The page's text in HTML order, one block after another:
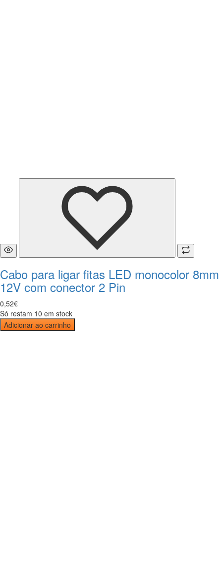
Cabo para ligar fitas LED monocolor 8mm
12V com conector 2 Pin
0,52€
Só restam 10 em stock
Adicionar ao carrinho